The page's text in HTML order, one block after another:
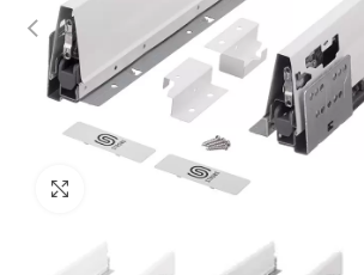
Click to enlarge